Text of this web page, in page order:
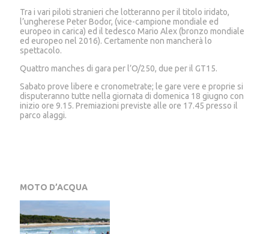
Tra i vari piloti stranieri che lotteranno per il titolo iridato,
l’ungherese Peter Bodor, (vice-campione mondiale ed
europeo in carica) ed il tedesco Mario Alex (bronzo mondiale
ed europeo nel 2016). Certamente non mancherà lo
spettacolo.
Quattro manches di gara per l’O/250, due per il GT15.
Sabato prove libere e cronometrate; le gare vere e proprie si
disputeranno tutte nella giornata di domenica 18 giugno con
inizio ore 9.15. Premiazioni previste alle ore 17.45 presso il
parco alaggi.
MOTO D’ACQUA